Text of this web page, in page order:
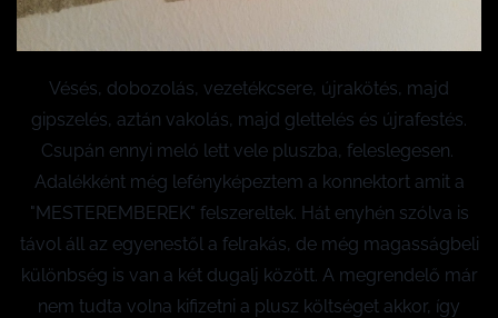
Vésés, dobozolás, vezetékcsere, újrakötés, majd
gipszelés, aztán vakolás, majd glettelés és újrafestés.
Csupán ennyi meló lett vele pluszba, feleslegesen.
Adalékként még lefényképeztem a konnektort amit a
"MESTEREMBEREK" felszereltek. Hát enyhén szólva is
távol áll az egyenestől a felrakás, de még magasságbeli
különbség is van a két dugalj között. A megrendelő már
nem tudta volna kifizetni a plusz költséget akkor, így